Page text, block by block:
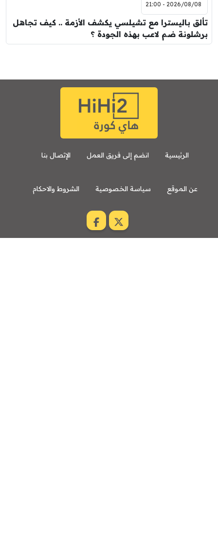
2026/08/08 - 21:00
تألق باليسترا مع تشيلسي يكشف الأزمة .. كيف تجاهل
برشلونة ضم لاعب بهذه الجودة ؟
الرئيسية انضم إلى فريق العمل الإتصال بنا
عن الموقع سياسة الخصوصية الشروط والاحكام